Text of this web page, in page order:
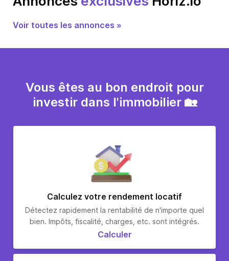
Voir toutes les annonces »
Vous êtes au bon endroit pour
investir dans l'immobilier 🏡
Calculez votre rendement locatif
Détectez rapidement la rentabilité de n'importe quel
bien. Impôts, fiscalité, charges, etc. sont intégrés.
Calculer